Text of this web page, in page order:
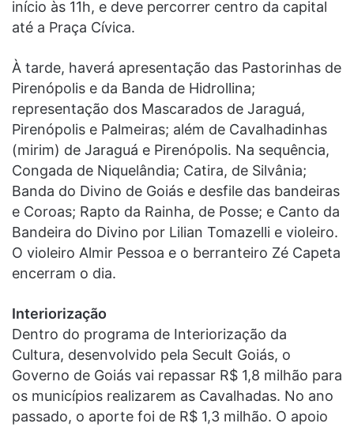
início às 11h, e deve percorrer centro da capital
até a Praça Cívica.
À tarde, haverá apresentação das Pastorinhas de
Pirenópolis e da Banda de Hidrollina;
representação dos Mascarados de Jaraguá,
Pirenópolis e Palmeiras; além de Cavalhadinhas
(mirim) de Jaraguá e Pirenópolis. Na sequência,
Congada de Niquelândia; Catira, de Silvânia;
Banda do Divino de Goiás e desfile das bandeiras
e Coroas; Rapto da Rainha, de Posse; e Canto da
Bandeira do Divino por Lilian Tomazelli e violeiro.
O violeiro Almir Pessoa e o berranteiro Zé Capeta
encerram o dia.
Interiorização
Dentro do programa de Interiorização da
Cultura, desenvolvido pela Secult Goiás, o
Governo de Goiás vai repassar R$ 1,8 milhão para
os municípios realizarem as Cavalhadas. No ano
passado, o aporte foi de R$ 1,3 milhão. O apoio